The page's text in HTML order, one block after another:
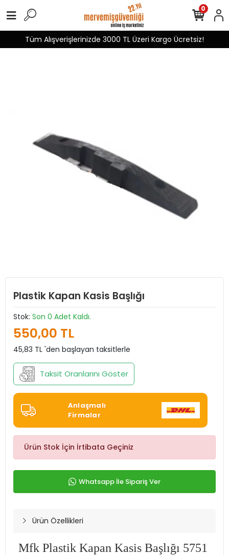
Tüm Alışverişlerinizde 3000 TL Üzeri Kargo Ücretsiz!
0
Plastik Kapan Kasis Başlığı
Stok: Son 0 Adet Kaldı.
550,00 TL
45,83 TL 'den başlayan taksitlerle
Taksit Oranlarını Göster
Anlaşmalı
Firmalar
Ürün Stok İçin İrtibata Geçiniz
Whatsapp İle Sipariş Ver
Ürün Özellikleri
Mfk Plastik Kapan Kasis Başlığı 5751